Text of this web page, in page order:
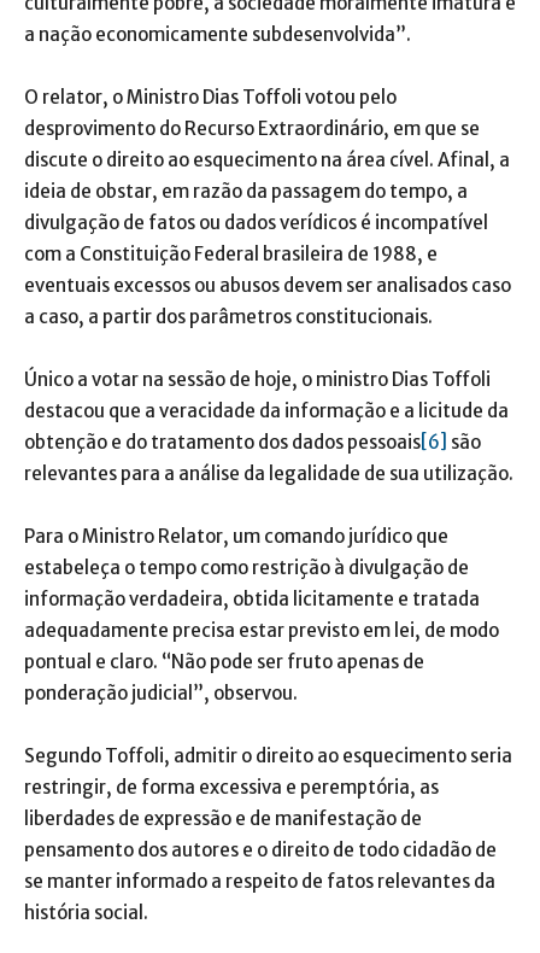
a nação economicamente subdesenvolvida”.
O relator, o Ministro Dias Toffoli votou pelo
desprovimento do Recurso Extraordinário, em que se
discute o direito ao esquecimento na área cível. Afinal, a
ideia de obstar, em razão da passagem do tempo, a
divulgação de fatos ou dados verídicos é incompatível
com a Constituição Federal brasileira de 1988, e
eventuais excessos ou abusos devem ser analisados caso
a caso, a partir dos parâmetros constitucionais.
Único a votar na sessão de hoje, o ministro Dias Toffoli
destacou que a veracidade da informação e a licitude da
obtenção e do tratamento dos dados pessoais [6] são
relevantes para a análise da legalidade de sua utilização.
Para o Ministro Relator, um comando jurídico que
estabeleça o tempo como restrição à divulgação de
informação verdadeira, obtida licitamente e tratada
adequadamente precisa estar previsto em lei, de modo
pontual e claro. “Não pode ser fruto apenas de
ponderação judicial”, observou.
Segundo Toffoli, admitir o direito ao esquecimento seria
restringir, de forma excessiva e peremptória, as
liberdades de expressão e de manifestação de
pensamento dos autores e o direito de todo cidadão de
se manter informado a respeito de fatos relevantes da
história social.